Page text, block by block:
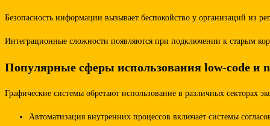
Безопасность информации вызывает беспокойство у организаций из
Интеграционные сложности появляются при подключении к старым
Популярные сферы использования low-code и
Графические системы обретают использование в различных
Автоматизация внутренних процессов включает системы